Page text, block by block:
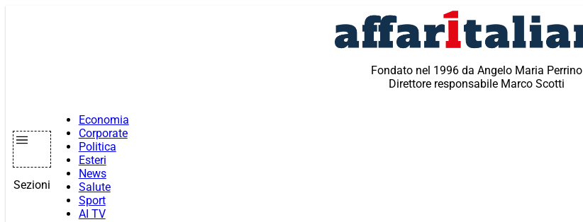
Fondato nel 1996 da Angelo Maria Perrino
Direttore responsabile Marco Scotti
Sezioni
Economia
Corporate
Politica
Esteri
News
Salute
Sport
AI TV